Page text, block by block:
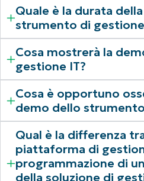
Quale è la durata
strumento di gestione
Cosa mostrerà la
gestione IT?
Cosa è opportuno
demo dello
Qual è la differenza
piattaforma di
programmazione di
della soluzione di